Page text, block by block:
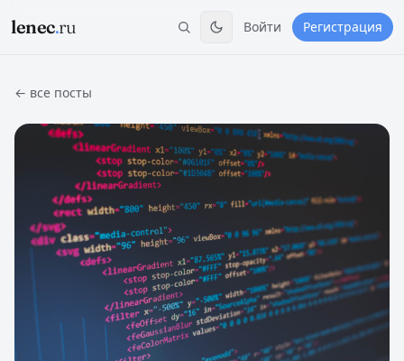
lenec.ru Войти Регистрация
← все посты